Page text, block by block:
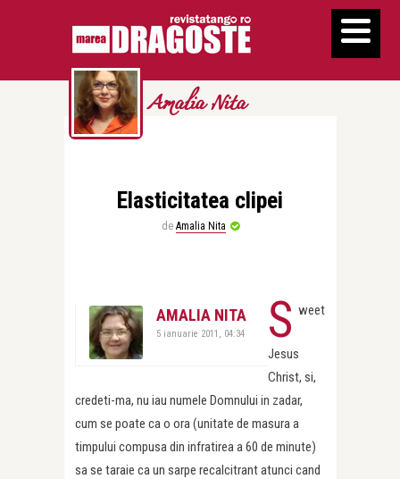
Amalia Nita
Elasticitatea clipei
de Amalia Nita
AMALIA NITA
5 ianuarie 2011, 04:34 S weet
Jesus
Christ, si,
credeti-ma, nu iau numele Domnului in zadar,
cum se poate ca o ora (unitate de masura a
timpului compusa din infratirea a 60 de minute)
sa se taraie ca un sarpe recalcitrant atunci cand